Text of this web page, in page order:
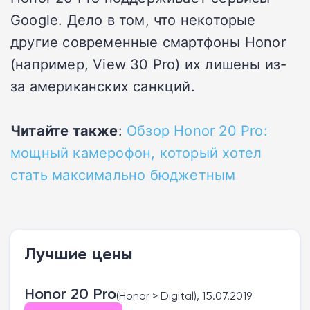
Google. Дело в том, что некоторые
другие современные смартфоны Honor
(например, View 30 Pro) их лишены из-
за американских санкций.
Читайте также: Обзор Honor 20 Pro:
мощный камерофон, который хотел
стать максимально бюджетным
Лучшие цены
Honor 20 Pro(Honor > Digital), 15.07.2019